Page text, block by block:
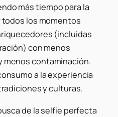
más tiempo para la
los momentos
(incluidas
con menos
menos contaminación.
a la experiencia
y culturas.
de la selfie perfecta